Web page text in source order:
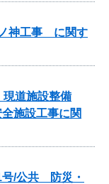
神工事 に関す
道施設整備
施設工事に関
号/公共 防災・